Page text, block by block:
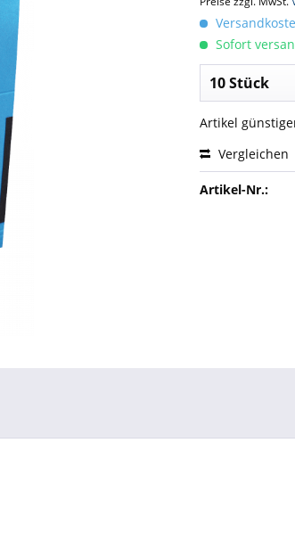
Sofort
Artikel
Vergleichen
Artikel-Nr.: